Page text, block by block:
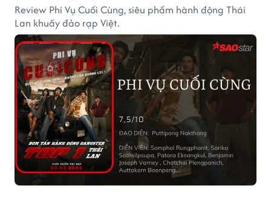
Review Phi Vụ Cuối Cùng, siêu phẩm hành động Thái
Lan khuấy đảo rạp Việt.